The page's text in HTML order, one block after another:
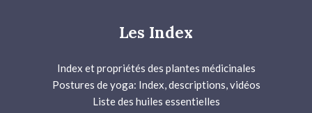
Les Index
Index et propriétés des plantes médicinales
Postures de yoga: Index, descriptions, vidéos
Liste des huiles essentielles